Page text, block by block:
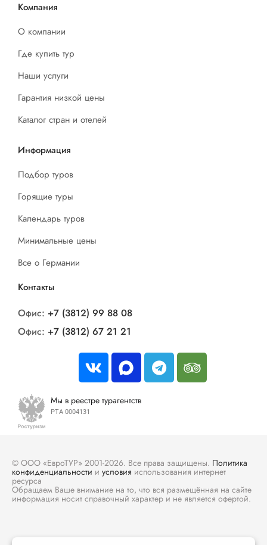
Компания
О компании
Где купить тур
Наши услуги
Гарантия низкой цены
Каталог стран и отелей
Информация
Подбор туров
Горящие туры
Календарь туров
Минимальные цены
Все о Германии
Контакты
Офис: +7 (3812) 99 88 08
Офис: +7 (3812) 67 21 21
Мы в реестре турагентств
РТА 0004131
© ООО «ЕвроТУР» 2001-2026. Все права защищены. Политика
конфиденциальности и условия использования интернет
ресурса
Обращаем Ваше внимание на то, что вся размещённая на сайте
информация носит справочный характер и не является офертой.